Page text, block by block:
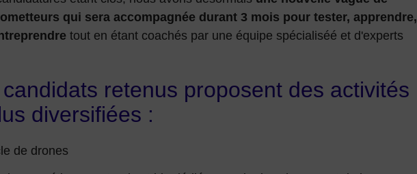
qui sera accompagnée durant 3 mois pour tester, apprendre,
tout en étant coachés par une équipe spécialiséé et d'experts
retenus proposent des activités
diversifiées :
de drones